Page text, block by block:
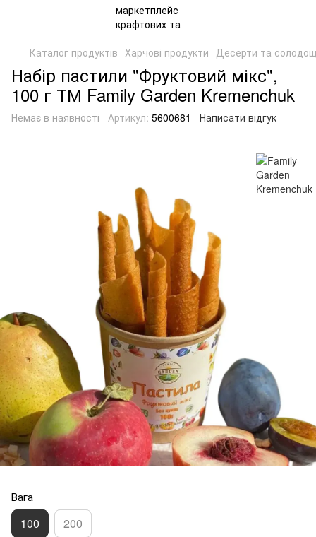
Каталог продуктів Харчові продукти Десерти та
Набір пастили "Фруктовий мікс",
100 г ТМ Family Garden Kremenchuk
Немає в наявності Артикул: 5600681 Написати відгук
Вага
100 200